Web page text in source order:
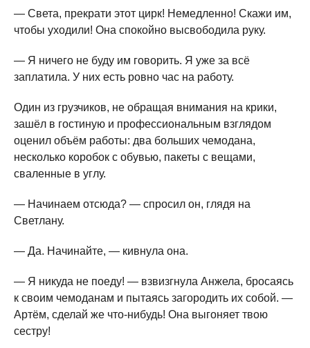
— Света, прекрати этот цирк! Немедленно! Скажи им,
чтобы уходили! Она спокойно высвободила руку.
— Я ничего не буду им говорить. Я уже за всё
заплатила. У них есть ровно час на работу.
Один из грузчиков, не обращая внимания на крики,
зашёл в гостиную и профессиональным взглядом
оценил объём работы: два больших чемодана,
несколько коробок с обувью, пакеты с вещами,
сваленные в углу.
— Начинаем отсюда? — спросил он, глядя на
Светлану.
— Да. Начинайте, — кивнула она.
— Я никуда не поеду! — взвизгнула Анжела, бросаясь
к своим чемоданам и пытаясь загородить их собой. —
Артём, сделай же что-нибудь! Она выгоняет твою
сестру!